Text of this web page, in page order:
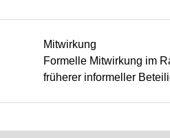
Mitwirkung
Formelle Mitwirkung im
früherer informeller